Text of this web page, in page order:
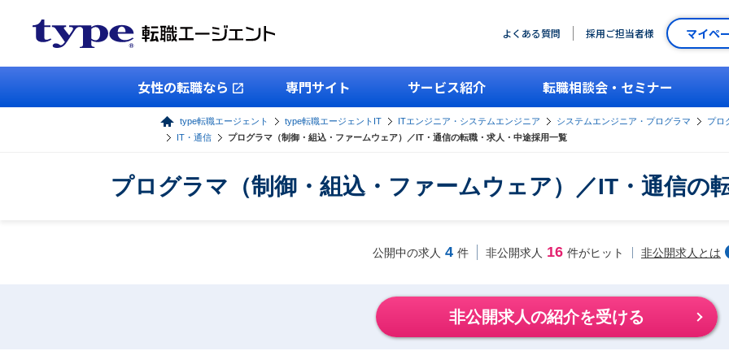
よくある質問 採用ご担当者様 マイペ
女性の転職なら 専門サイト サービス紹介 転職相談会・セミナー
type転職エージェント type転職エージェントIT ITエンジニア・システムエンジニア システムエンジニア・プログラマ
プロ
IT・通信
プログラマ（制御・組込・ファームウェア）／IT・通信の転職・求人・中途採用一覧
プログラマ（制御・組込・ファームウェア）／IT・通信の
公開中の求人 4 件 非公開求人 16 件がヒット 非公開求人とは
非公開求人の紹介を受ける